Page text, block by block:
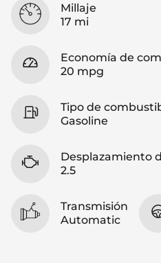
Millaje
17 mi
Economía de
20 mpg
Tipo de
Gasoline
Desplazamiento
2.5
Transmisión
Automatic